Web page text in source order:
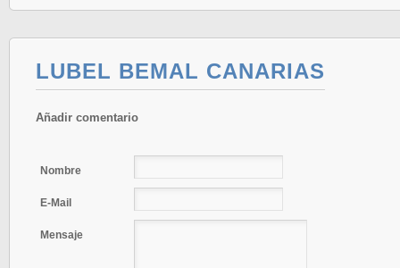
LUBEL BEMAL CANARIAS
Añadir comentario
Nombre
E-Mail
Mensaje